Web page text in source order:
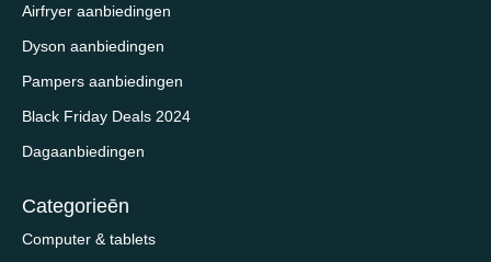
Airfryer aanbiedingen
Dyson aanbiedingen
Pampers aanbiedingen
Black Friday Deals 2024
Dagaanbiedingen
Categorieēn
Computer & tablets